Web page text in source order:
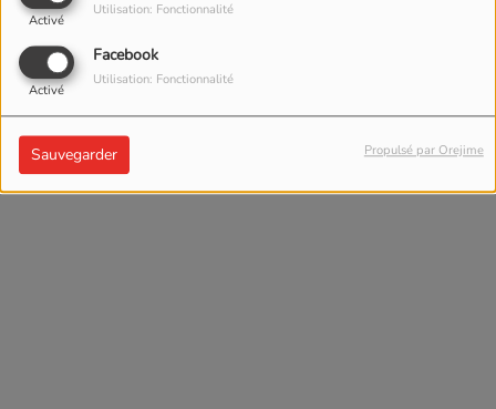
Activé
Utilisation: Fonctionnalité
Facebook
Activé
Utilisation: Fonctionnalité
Sauvegarder Propulsé par Orejime